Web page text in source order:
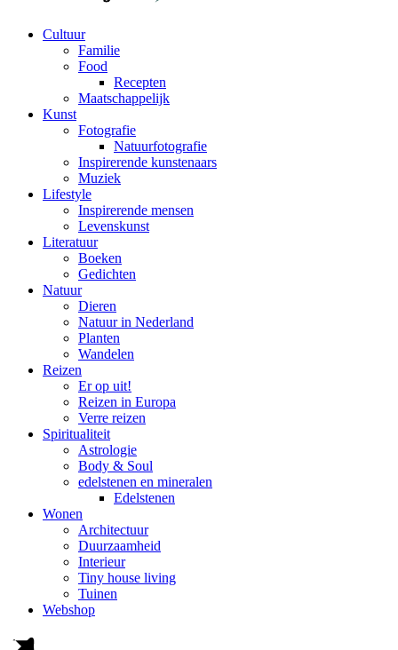
Cultuur
Familie
Food
Recepten
Maatschappelijk
Kunst
Fotografie
Natuurfotografie
Inspirerende kunstenaars
Muziek
Lifestyle
Inspirerende mensen
Levenskunst
Literatuur
Boeken
Gedichten
Natuur
Dieren
Natuur in Nederland
Planten
Wandelen
Reizen
Er op uit!
Reizen in Europa
Verre reizen
Spiritualiteit
Astrologie
Body & Soul
edelstenen en mineralen
Edelstenen
Wonen
Architectuur
Duurzaamheid
Interieur
Tiny house living
Tuinen
Webshop